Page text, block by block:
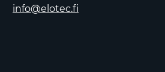
info@elotec.fi